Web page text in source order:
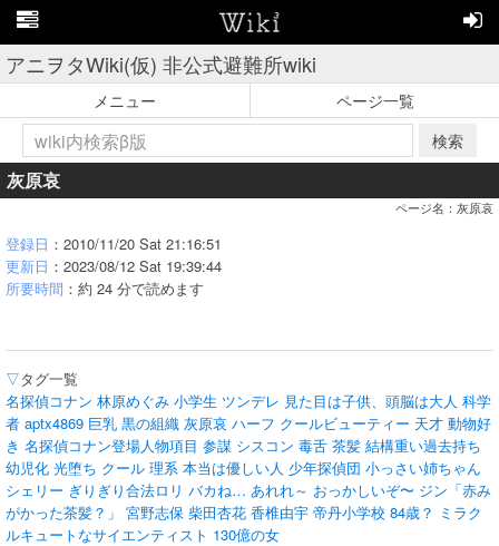
アニヲタWiki(仮) 非公式避難所wiki
メニュー
ページ一覧
検索
灰原哀
ページ名：灰原哀
登録日 ：2010/11/20 Sat 21:16:51
更新日 ：2023/08/12 Sat 19:39:44
所要時間 ：約 24 分で読めます
▽タグ一覧
名探偵コナン 林原めぐみ 小学生 ツンデレ 見た目は子供、頭脳は大人 科学
者 aptx4869 巨乳 黒の組織 灰原哀 ハーフ クールビューティー 天才 動物好
き 名探偵コナン登場人物項目 参謀 シスコン 毒舌 茶髪 結構重い過去持ち
幼児化 光堕ち クール 理系 本当は優しい人 少年探偵団 小っさい姉ちゃん
シェリー ぎりぎり合法ロリ バカね… あれれ～ おっかしいぞ〜 ジン「赤み
がかった茶髪？」 宮野志保 柴田杏花 香椎由宇 帝丹小学校 84歳？ ミラク
ルキュートなサイエンティスト 130億の女